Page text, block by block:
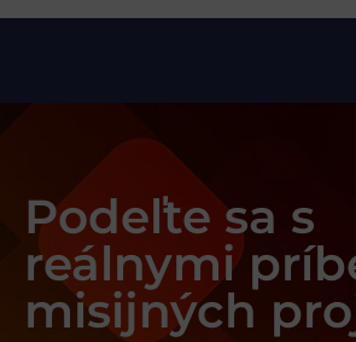
Podeľte sa s
reálnymi
misijných